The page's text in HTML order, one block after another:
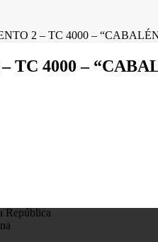
2 – TC 4000 –
TC 4000 –
República